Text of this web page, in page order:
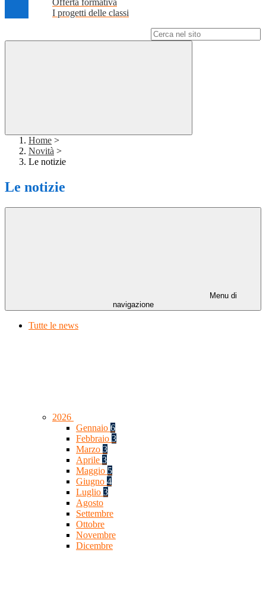
Offerta formativa
I progetti delle classi
Home >
Novità >
Le notizie
Le notizie
Menu di
navigazione
Tutte le news
2026
Gennaio 6
Febbraio 3
Marzo 3
Aprile 3
Maggio 5
Giugno 4
Luglio 3
Agosto
Settembre
Ottobre
Novembre
Dicembre